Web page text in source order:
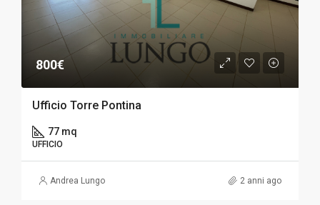
800€
Ufficio Torre Pontina
77 mq
UFFICIO
Andrea Lungo 2 anni ago